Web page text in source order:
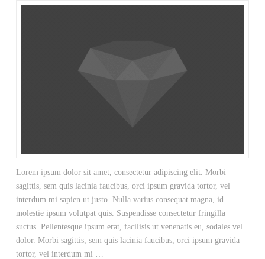
Lorem ipsum dolor sit amet, consectetur adipiscing elit. Morbi
sagittis, sem quis lacinia faucibus, orci ipsum gravida tortor, vel
interdum mi sapien ut justo. Nulla varius consequat magna, id
molestie ipsum volutpat quis. Suspendisse consectetur fringilla
suctus. Pellentesque ipsum erat, facilisis ut venenatis eu, sodales vel
dolor. Morbi sagittis, sem quis lacinia faucibus, orci ipsum gravida
tortor, vel interdum mi …